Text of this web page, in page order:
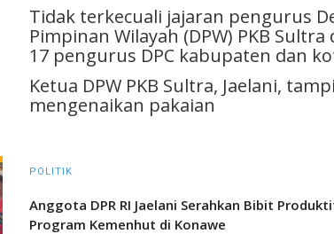
Tidak terkecuali jajaran pengurus
Pimpinan Wilayah (DPW) PKB Sultra
17 pengurus DPC kabupaten dan
Ketua DPW PKB Sultra, Jaelani,
mengenaikan pakaian
POLITIK
Anggota DPR RI Jaelani Serahkan Bibit
Program Kemenhut di Konawe